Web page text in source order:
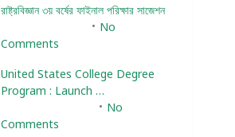
রাষ্ট্রবিজ্ঞান ৩য় বর্ষের ফাইনাল পরিক্ষার সাজেশন
No
Comments
United States College Degree
Program : Launch …
No
Comments